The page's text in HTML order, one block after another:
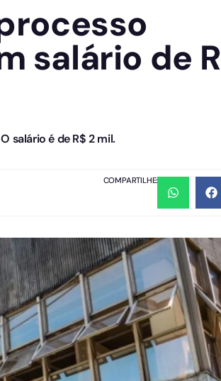
salário de
salário é de R$ 2 mil.
COMPARTILHE: